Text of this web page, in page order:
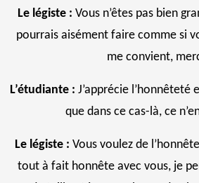
Le légiste : Vous n’êtes pas bien
pourrais aisément faire comme si
me convient,
L’étudiante : J’apprécie l’honnêteté
que dans ce cas-là, ce
Le légiste : Vous voulez de
tout à fait honnête avec vous, je